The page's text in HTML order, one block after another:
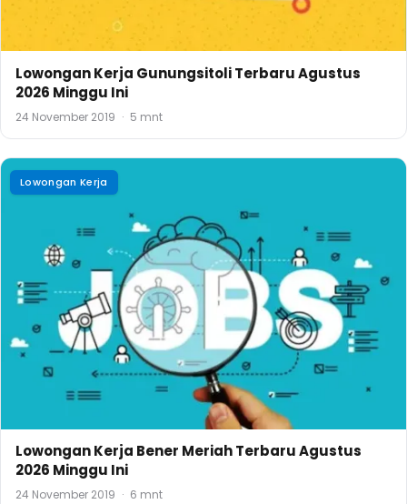
Lowongan Kerja Gunungsitoli Terbaru Agustus
2026 Minggu Ini
24 November 2019 · 5 mnt
Lowongan Kerja
Lowongan Kerja Bener Meriah Terbaru Agustus
2026 Minggu Ini
24 November 2019 · 6 mnt